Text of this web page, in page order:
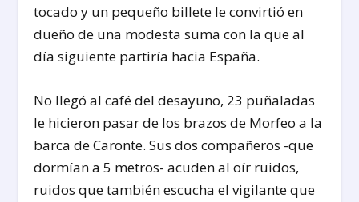
tocado y un pequeño billete le convirtió en
dueño de una modesta suma con la que al
día siguiente partiría hacia España.
No llegó al café del desayuno, 23 puñaladas
le hicieron pasar de los brazos de Morfeo a la
barca de Caronte. Sus dos compañeros -que
dormían a 5 metros- acuden al oír ruidos,
ruidos que también escucha el vigilante que